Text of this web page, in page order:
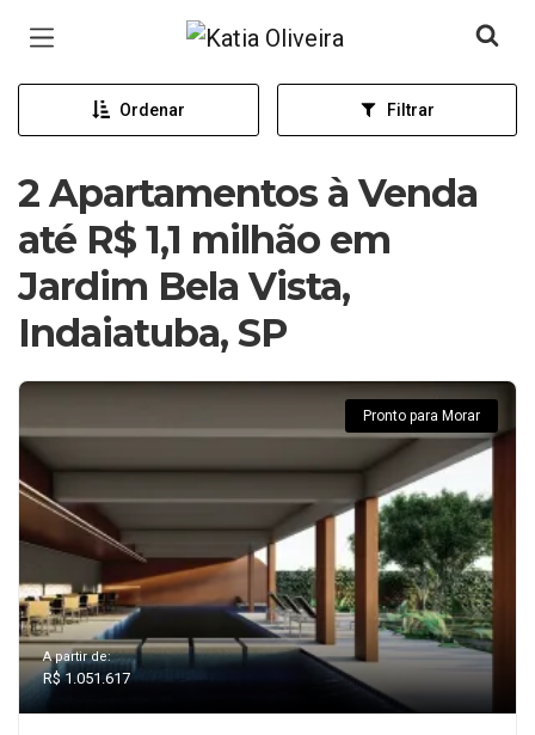
Página inicial
Ordenar Filtrar
2 Apartamentos à Venda
até R$ 1,1 milhão em
Jardim Bela Vista,
Indaiatuba, SP
Pronto para Morar
A partir de:
R$ 1.051.617